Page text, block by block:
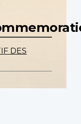
DES